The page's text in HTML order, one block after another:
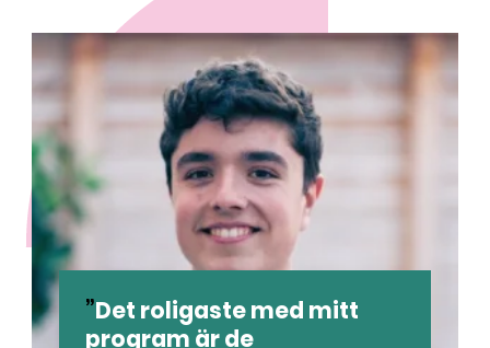
Det roligaste med mitt
program är de